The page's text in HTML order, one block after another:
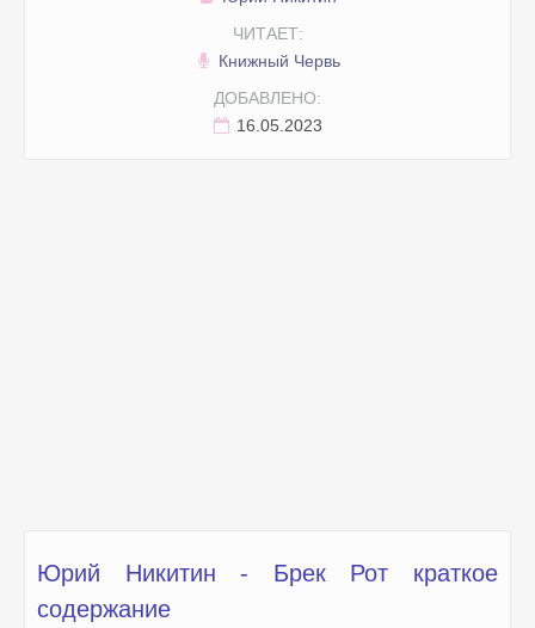
ЧИТАЕТ:
Книжный Червь
ДОБАВЛЕНО:
16.05.2023
Юрий Никитин - Брек Рот краткое
содержание